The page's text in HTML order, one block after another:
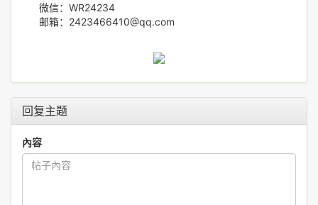
微信：WR24234
邮箱：2423466410@qq.com
回复主题
內容